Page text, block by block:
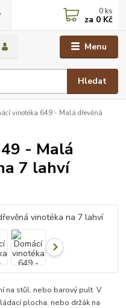
Menu
Hledat
0 ks
za 0 Kč
vinotéka 649 - Malá dřevěná
- Malá
7 lahví
na stůl, nebo barový pult. V
plocha, nebo držák na